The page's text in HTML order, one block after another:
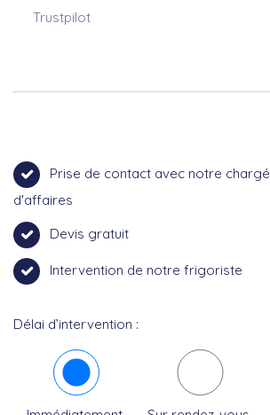
Trustpilot
Prise de contact avec notre chargé
d'affaires
Devis gratuit
Intervention de notre frigoriste
Délai d’intervention :